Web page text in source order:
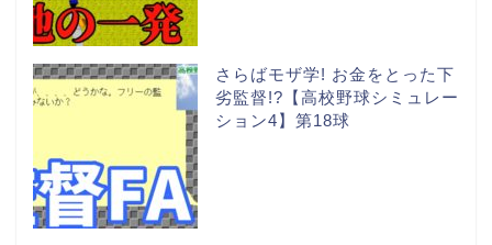
さらばモザ学! お金をとった下
劣監督!?【高校野球シミュレー
ション4】第18球